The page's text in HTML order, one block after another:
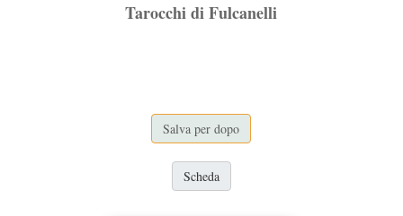
Tarocchi di Fulcanelli
Salva per dopo
Scheda